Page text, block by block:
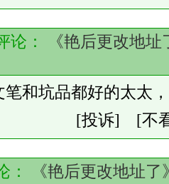
论：
《艳后更改地址
和坑品都好的太太
[投诉] [不
：
《艳后更改地址了